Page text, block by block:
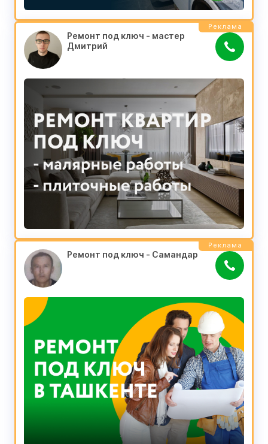
Реклама
Ремонт под ключ - мастер
Дмитрий
Реклама
Ремонт под ключ - Самандар